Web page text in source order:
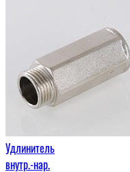
Удлинитель
внутр.-нар.